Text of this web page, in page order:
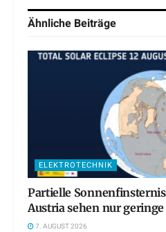
Ähnliche Beiträge
ELEKTROTECHNIK
Partielle
Austria sehen nur
7. AUGUST 2026